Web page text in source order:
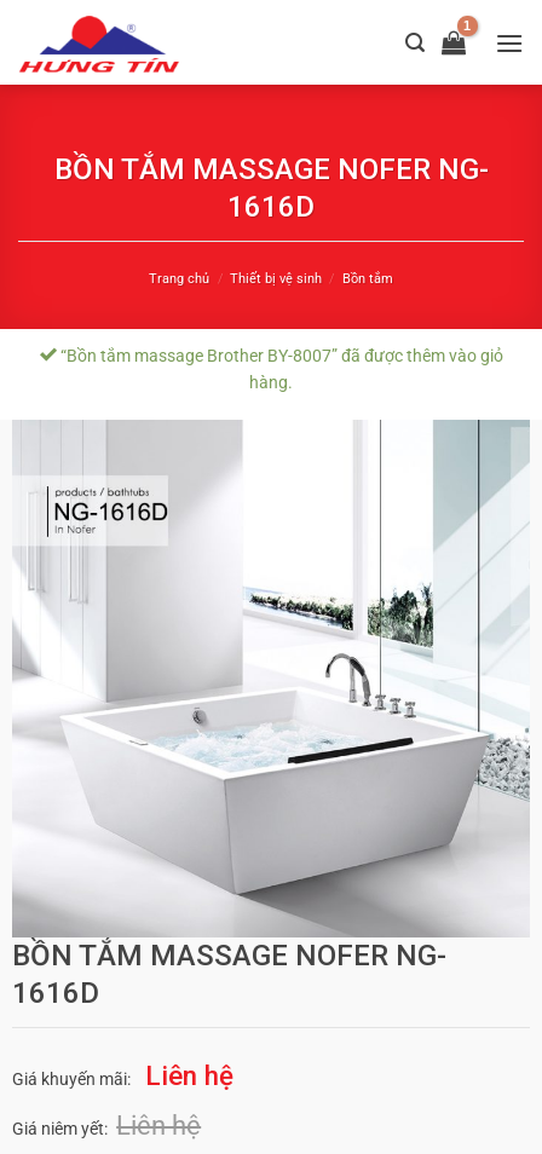
dung
BỒN TẮM MASSAGE NOFER NG-
1616D
Trang chủ / Thiết bị vệ sinh / Bồn tắm
“Bồn tắm massage Brother BY-8007” đã được thêm vào giỏ
hàng.
BỒN TẮM MASSAGE NOFER NG-
1616D
Giá khuyến mãi: Liên hệ
Giá niêm yết: Liên hệ